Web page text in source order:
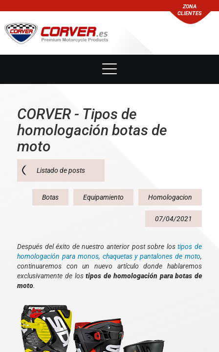
ZONA
CLIENTES
CORVER - Tipos de
homologación botas de
moto
Listado de posts
Botas Equipamiento Homologacion
07/04/2021
Después del éxito de nuestro anterior post sobre lostipos de
homologación para monos, chaquetas y pantalones de moto,
continuaremos con un nuevo artículo donde hablaremos
exclusivamente de lostipos de homologación para botas de
moto.